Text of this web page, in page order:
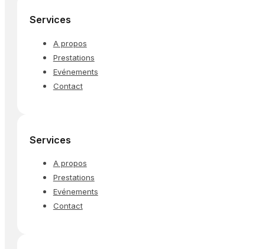
Services
A propos
Prestations
Evénements
Contact
Services
A propos
Prestations
Evénements
Contact